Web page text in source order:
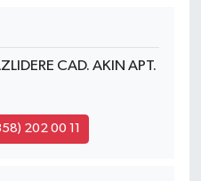
CAD. AKIN APT.
202 00 11